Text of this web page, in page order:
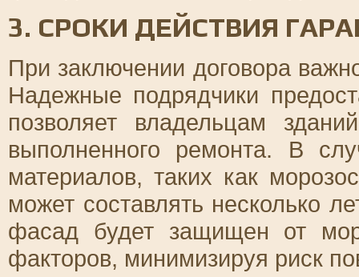
3. СРОКИ ДЕЙСТВИЯ
При заключении договора
Надежные подрядчики
позволяет владельцам
выполненного ремонта. В
материалов, таких как
может составлять несколько
фасад будет защищен от
факторов, минимизируя риск